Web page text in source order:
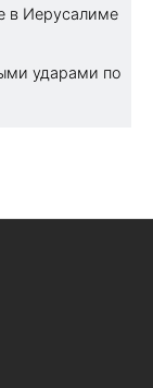
в Иерусалиме
ударами по